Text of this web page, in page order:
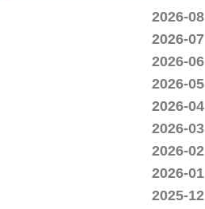
2026-08
2026-07
2026-06
2026-05
2026-04
2026-03
2026-02
2026-01
2025-12